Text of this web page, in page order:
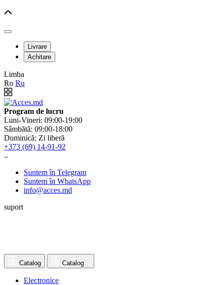
Livrare
Achitare
Limba
Ro Ru
Program de lucru
Luni-Vineri: 09:00-19:00
Sâmbătă: 09:00-18:00
Duminică: Zi liberă
+373 (69) 14-91-92
Suntem în Telegram
Suntem în WhatsApp
info@acces.md
suport
Catalog Catalog
Electronice